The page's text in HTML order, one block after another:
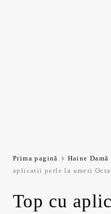
Prima pagină Haine Damă
aplicatii perle la umeri
Top cu